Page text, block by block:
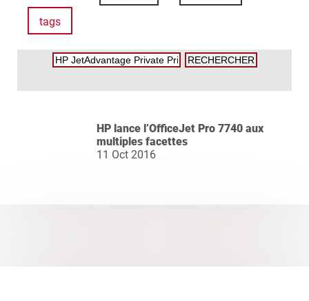
tags
HP lance l’OfficeJet Pro 7740 aux
multiples facettes
11 Oct 2016